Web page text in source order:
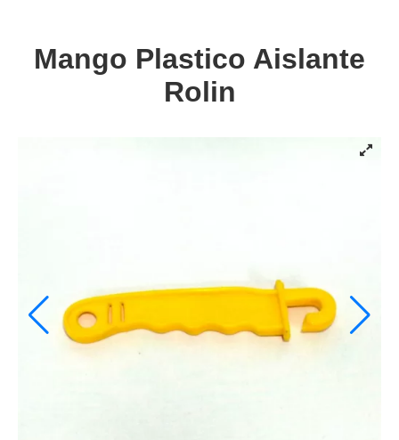
Mango Plastico Aislante
Rolin